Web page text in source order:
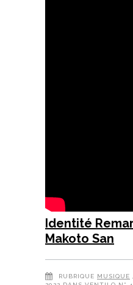
Identité
Makoto San
RUBRIQUE MUSIQUE